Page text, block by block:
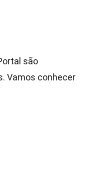
são
Vamos conhecer